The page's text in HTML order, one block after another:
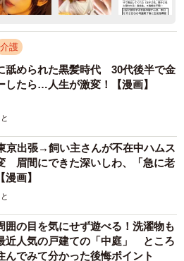
介護
舐められた黒髪時代 30代後半で金
したら…人生が激変！【漫画】
京出張→飼い主さんが不在中ハムス
眉間にできた深いしわ、「急に老
画】
囲の目を気にせず遊べる！洗濯物も
近人気の戸建ての「中庭」 ところ
でみて分かった後悔ポイント